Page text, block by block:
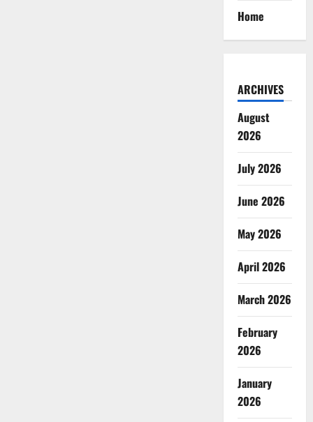
Home
ARCHIVES
August
2026
July 2026
June 2026
May 2026
April 2026
March 2026
February
2026
January
2026